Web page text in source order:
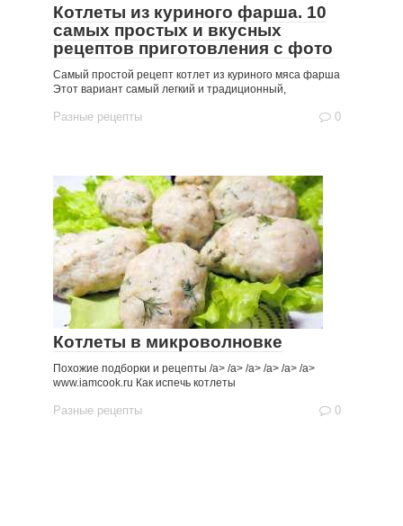
Котлеты из куриного фарша. 10
самых простых и вкусных
рецептов приготовления с фото
Cамый простой рецепт котлет из куриного мяса фарша
Этот вариант самый легкий и традиционный,
Разные рецепты 0
Котлеты в микроволновке
Похожие подборки и рецепты /a> /a> /a> /a> /a> /a>
www.iamcook.ru Как испечь котлеты
Разные рецепты 0